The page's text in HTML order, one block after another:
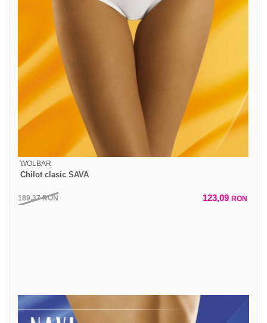
WOLBAR
Chilot clasic SAVA
189,37RON 123,09 RON